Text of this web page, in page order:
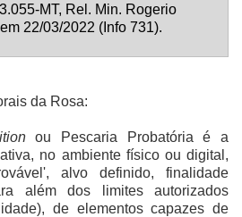
MT, Rel. Min. Rogerio
22/03/2022 (Info 731).
da Rosa:
ou Pescaria Probatória é a
no ambiente físico ou digital,
alvo definido, finalidade
além dos limites autorizados
de elementos capazes de